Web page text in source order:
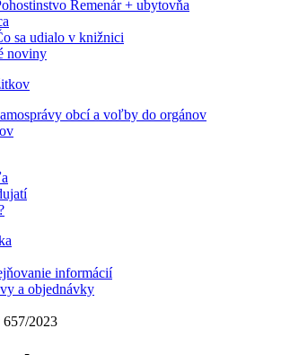
Remenár + ubytovňa
sa udialo v knižnici
noviny
obcí a voľby do orgánov
informácií
a objednávky
2023